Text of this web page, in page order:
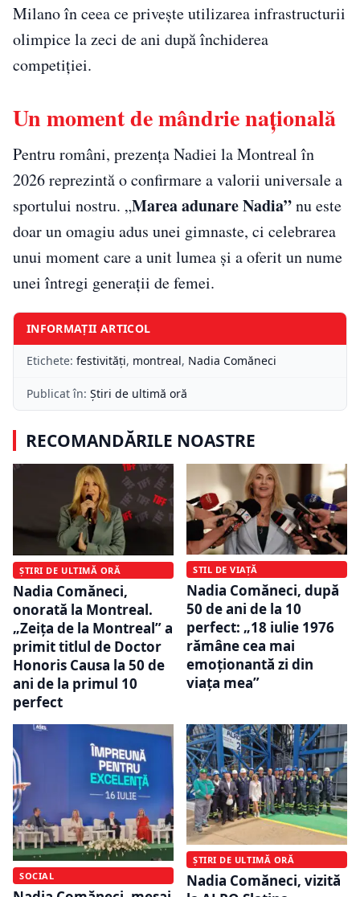
Milano în ceea ce privește utilizarea infrastructurii
olimpice la zeci de ani după închiderea
competiției.
Un moment de mândrie națională
Pentru români, prezența Nadiei la Montreal în
2026 reprezintă o confirmare a valorii universale a
sportului nostru. „Marea adunare Nadia”nu este
doar un omagiu adus unei gimnaste, ci celebrarea
unui moment care a unit lumea și a oferit un nume
unei întregi generații de femei.
INFORMAȚII ARTICOL
Etichete: festivităţi, montreal, Nadia Comăneci
Publicat în: Știri de ultimă oră
RECOMANDĂRILE NOASTRE
ȘTIRI DE ULTIMĂ ORĂ
Nadia Comăneci,
onorată la Montreal.
„Zeița de la Montreal” a
primit titlul de Doctor
Honoris Causa la 50 de
ani de la primul 10
perfect
STIL DE VIAȚĂ
Nadia Comăneci, după
50 de ani de la 10
perfect: „18 iulie 1976
rămâne cea mai
emoționantă zi din
viața mea”
SOCIAL
ȘTIRI DE ULTIMĂ ORĂ
Nadia Comăneci, vizită